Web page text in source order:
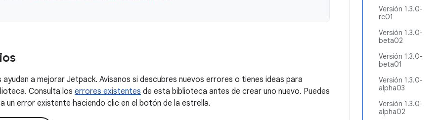
Versión 1.3.0-
rc01
Versión 1.3.0-
beta02
Versión 1.3.0-
beta01
Versión 1.3.0-
alpha03
Versión 1.3.0-
alpha02
ayudan a mejorar Jetpack. Avísanos si descubres nuevos errores o tienes ideas para
Consulta los errores existentes de esta biblioteca antes de crear uno nuevo. Puedes
un error existente haciendo clic en el botón de la estrella.